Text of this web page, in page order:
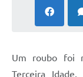
Um roubo foi
Terceira